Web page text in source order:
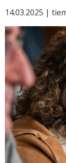
14.03.2025 |